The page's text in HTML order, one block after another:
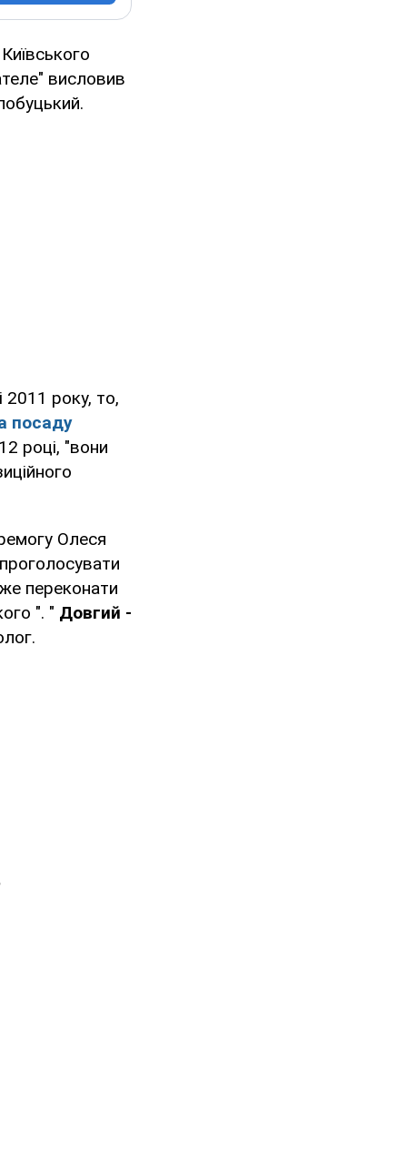
висловив
2011 року, то,
посаду
році, "вони
Олеся
переконати
". " Довгий -